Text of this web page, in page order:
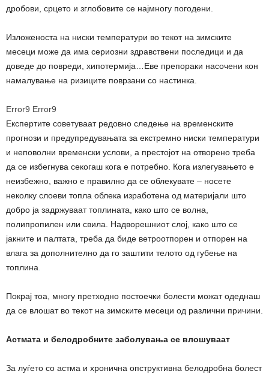
дробови, срцето и зглобовите се најмногу погодени.
Изложеноста на ниски температури во текот на зимските
месеци може да има сериозни здравствени последици и да
доведе до повреди, хипотермија…Еве препораки насочени кон
намалување на ризиците поврзани со настинка.
Error9 Error9
Експертите советуваат редовно следење на временските
прогнози и предупредувањата за екстремно ниски температури
и неповолни временски услови, а престојот на отворено треба
да се избегнува секогаш кога е потребно. Кога излегувањето е
неизбежно, важно е правилно да се облекувате – носете
неколку слоеви топла облека изработена од материјали што
добро ја задржуваат топлината, како што се волна,
полипропилен или свила. Надворешниот слој, како што се
јакните и палтата, треба да биде ветроотпорен и отпорен на
влага за дополнително да го заштити телото од губење на
топлина.
Покрај тоа, многу претходно постоечки болести можат одеднаш
да се влошат во текот на зимските месеци од различни причини.
Астмата и белодробните заболувања се влошуваат
За луѓето со астма и хронична опструктивна белодробна болест